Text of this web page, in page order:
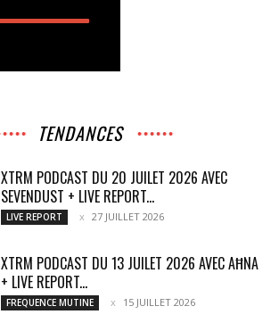
TENDANCES
XTRM PODCAST DU 20 JUILET 2026 AVEC
SEVENDUST + LIVE REPORT...
LIVE REPORT 27 JUILLET 2026
XTRM PODCAST DU 13 JUILET 2026 AVEC AĦNA
+ LIVE REPORT...
FREQUENCE MUTINE 15 JUILLET 2026